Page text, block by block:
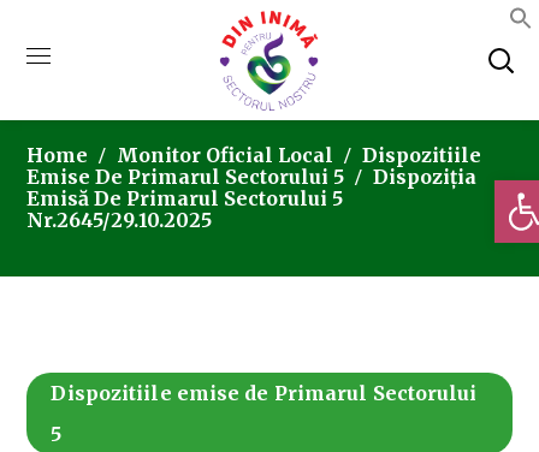
Home Monitor Oficial Local
Dispozitiile
Emise De Primarul Sectorului 5
Dispoziția
Emisă De Primarul Sectorului 5
Nr.2645/29.10.2025
Dispozitiile emise de Primarul Sectorului
5